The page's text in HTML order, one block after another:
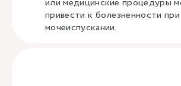
привести к болезненности при
мочеиспускании.